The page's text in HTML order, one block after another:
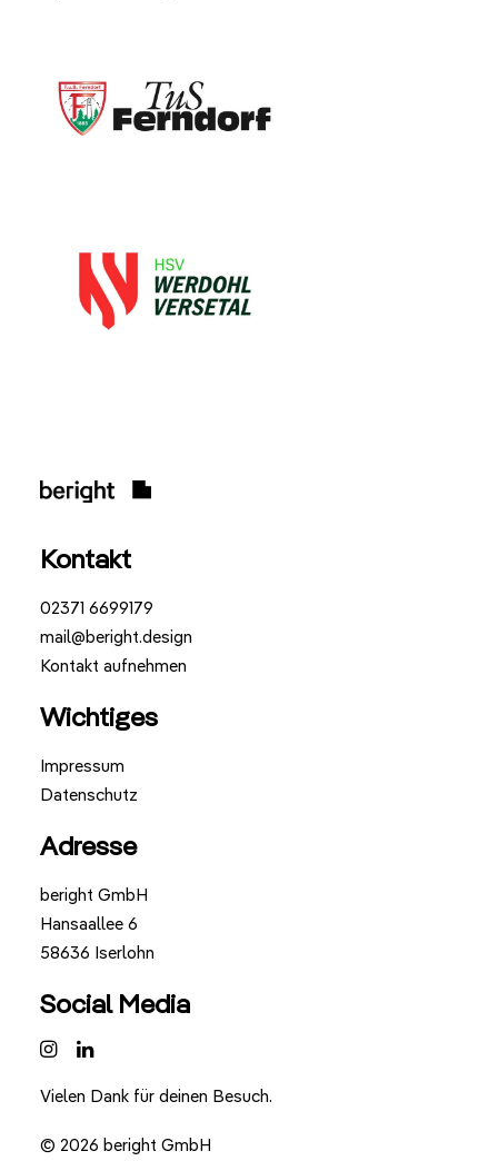
Kontakt
02371 6699179
mail@beright.design
Kontakt aufnehmen
Wichtiges
Impressum
Datenschutz
Adresse
beright GmbH
Hansaallee 6
58636 Iserlohn
Social Media
Vielen Dank für deinen Besuch.
© 2026 beright GmbH